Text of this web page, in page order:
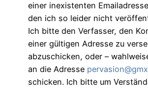
einer inexistenten
den ich so leider nicht
Ich bitte den Verfasser, den
einer gültigen Adresse zu
abzuschicken, oder –
an die Adresse
schicken. Ich bitte um